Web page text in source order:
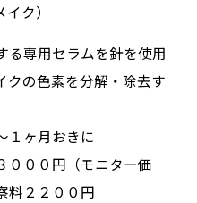
ク）
る専用セラムを針を使用
クの色素を分解・除去す
１ヶ月おきに
０００円（モニター価
料２２００円